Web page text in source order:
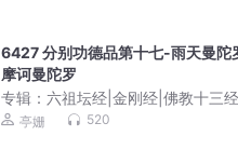
6427 分别功德品第十七-雨天曼陀
摩诃曼陀罗
专辑：六祖坛经|金刚经|佛教十三
读|即心即佛、顿悟成佛|慧能大师
亭姗 520